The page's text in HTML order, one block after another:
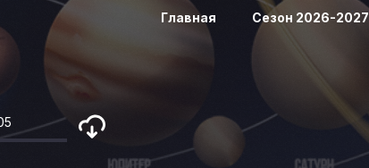
Главная Сезон 2026-2027